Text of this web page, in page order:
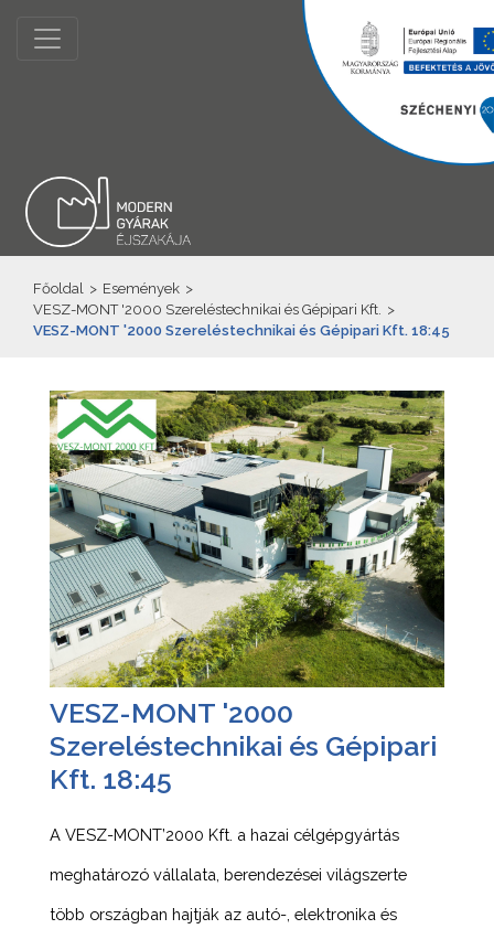
Főoldal > Események >
VESZ-MONT '2000 Szereléstechnikai és Gépipari Kft. >
VESZ-MONT '2000 Szereléstechnikai és Gépipari Kft. 18:45
VESZ-MONT '2000
Szereléstechnikai és Gépipari
Kft. 18:45
A VESZ-MONT’2000 Kft. a hazai célgépgyártás
meghatározó vállalata, berendezései világszerte
több országban hajtják az autó-, elektronika és